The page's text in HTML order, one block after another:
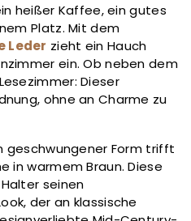
heißer Kaffee, ein gutes
Platz. Mit dem
Leder zieht ein Hauch
ein. Ob neben dem
Dieser
ohne an Charme zu
geschwungener Form trifft
in warmem Braun. Diese
seinen
der an klassische